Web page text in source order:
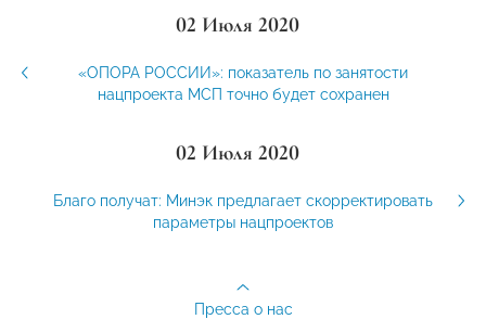
02 Июля 2020
«ОПОРА РОССИИ»: показатель по занятости
нацпроекта МСП точно будет сохранен
02 Июля 2020
Благо получат: Минэк предлагает скорректировать
параметры нацпроектов
Пресса о нас